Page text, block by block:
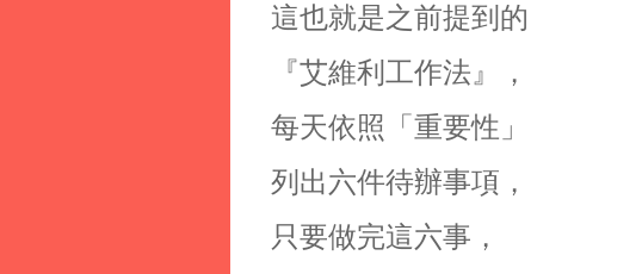
這也就是之前提到的
『艾維利工作法』，
每天依照「重要性」
列出六件待辦事項，
只要做完這六事，